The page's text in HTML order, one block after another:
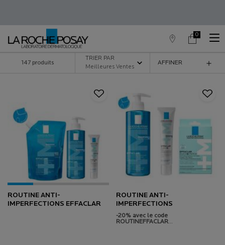
Trouver
de
Mon
0
0 produit in
147 produits
TRIER PAR
AFFINER
MENU DE FILTRAGE
ROUTINE ANTI-
IMPERFECTIONS EFFACLAR​
ROUTINE ANTI-
IMPERFECTIONS
-20% avec le code
ROUTINEFFACLAR